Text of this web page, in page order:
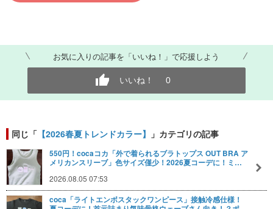
お気に入りの記事を「いいね！」で応援しよう
いいね！ 0
同じ「 【2026春夏トレンドカラー】 」カテゴリの記事
550円！cocaコカ「外で着られるブラトップス OUT BRA ア
メリカンスリーブ」色サイズ僅少！2026夏コーデに！ミ…
2026.08.05 07:53
coca「ライトエンボスタックワンピース」接触冷感仕様！